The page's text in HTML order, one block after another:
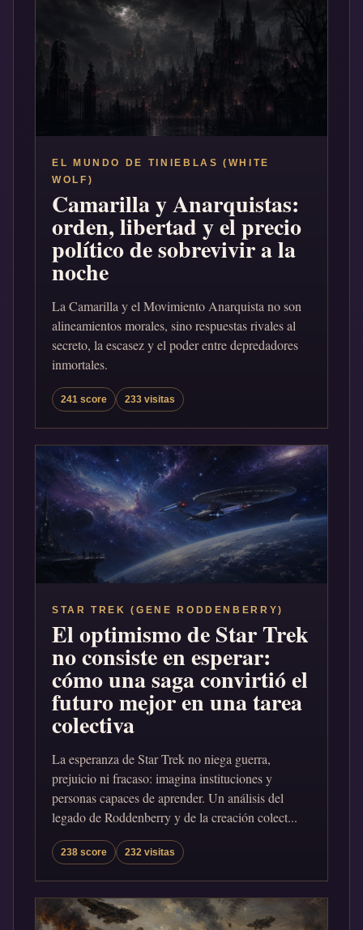
EL MUNDO DE TINIEBLAS (WHITE
WOLF)
Camarilla y Anarquistas:
orden, libertad y el precio
político de sobrevivir a la
noche
La Camarilla y el Movimiento Anarquista no son
alineamientos morales, sino respuestas rivales al
secreto, la escasez y el poder entre depredadores
inmortales.
241 score 233 visitas
STAR TREK (GENE RODDENBERRY)
El optimismo de Star Trek
no consiste en esperar:
cómo una saga convirtió el
futuro mejor en una tarea
colectiva
La esperanza de Star Trek no niega guerra,
prejuicio ni fracaso: imagina instituciones y
personas capaces de aprender. Un análisis del
legado de Roddenberry y de la creación colect...
238 score 232 visitas